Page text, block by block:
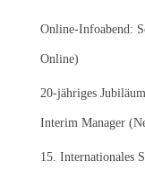
a
c
:
Online-Infoabend:
Online)
20-jähriges
Interim Manager
15. Internationales